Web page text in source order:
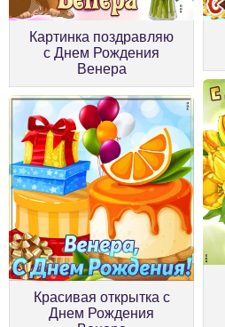
Картинка поздравляю
с Днем Рождения
Венера
Красивая открытка с
Днем Рождения